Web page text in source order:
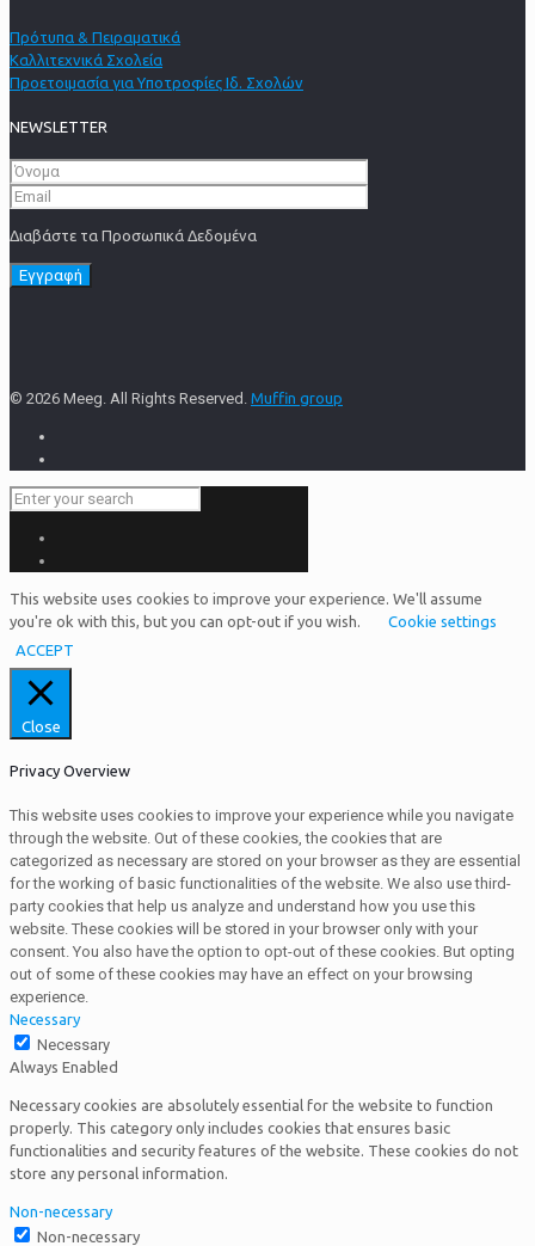
Πρότυπα & Πειραματικά
Καλλιτεχνικά Σχολεία
Προετοιμασία για Υποτροφίες Ιδ. Σχολών
NEWSLETTER
Διαβάστε τα Προσωπικά Δεδομένα
© 2026 Meeg. All Rights Reserved. Muffin group
This website uses cookies to improve your experience. We'll assume
you're ok with this, but you can opt-out if you wish.
Cookie settings
ACCEPT
Close
Privacy Overview
This website uses cookies to improve your experience while you navigate
through the website. Out of these cookies, the cookies that are
categorized as necessary are stored on your browser as they are essential
for the working of basic functionalities of the website. We also use third-
party cookies that help us analyze and understand how you use this
website. These cookies will be stored in your browser only with your
consent. You also have the option to opt-out of these cookies. But opting
out of some of these cookies may have an effect on your browsing
experience.
Necessary
Necessary
Always Enabled
Necessary cookies are absolutely essential for the website to function
properly. This category only includes cookies that ensures basic
functionalities and security features of the website. These cookies do not
store any personal information.
Non-necessary
Non-necessary